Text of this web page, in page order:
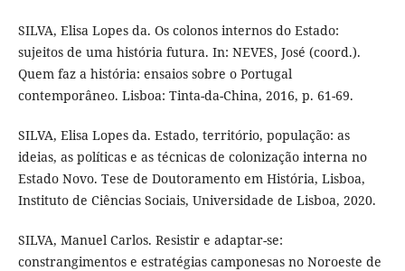
SILVA, Elisa Lopes da. Os colonos internos do Estado:
sujeitos de uma história futura. In: NEVES, José (coord.).
Quem faz a história: ensaios sobre o Portugal
contemporâneo. Lisboa: Tinta-da-China, 2016, p. 61-69.
SILVA, Elisa Lopes da. Estado, território, população: as
ideias, as políticas e as técnicas de colonização interna no
Estado Novo. Tese de Doutoramento em História, Lisboa,
Instituto de Ciências Sociais, Universidade de Lisboa, 2020.
SILVA, Manuel Carlos. Resistir e adaptar-se:
constrangimentos e estratégias camponesas no Noroeste de